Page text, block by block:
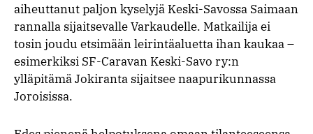
aiheuttanut paljon kyselyjä Keski-Savossa Saimaan
rannalla sijaitsevalle Varkaudelle. Matkailija ei
tosin joudu etsimään leirintäaluetta ihan kaukaa –
esimerkiksi SF-Caravan Keski-Savo ry:n
ylläpitämä Jokiranta sijaitsee naapurikunnassa
Joroisissa.